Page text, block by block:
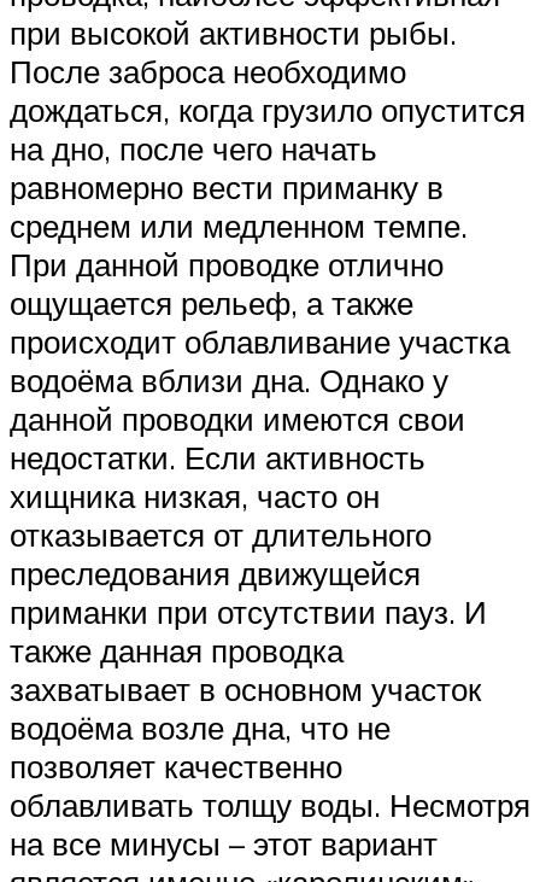
при высокой активности рыбы.
После заброса необходимо
дождаться, когда грузило опустится
на дно, после чего начать
равномерно вести приманку в
среднем или медленном темпе.
При данной проводке отлично
ощущается рельеф, а также
происходит облавливание участка
водоёма вблизи дна. Однако у
данной проводки имеются свои
недостатки. Если активность
хищника низкая, часто он
отказывается от длительного
преследования движущейся
приманки при отсутствии пауз. И
также данная проводка
захватывает в основном участок
водоёма возле дна, что не
позволяет качественно
облавливать толщу воды. Несмотря
на все минусы – этот вариант